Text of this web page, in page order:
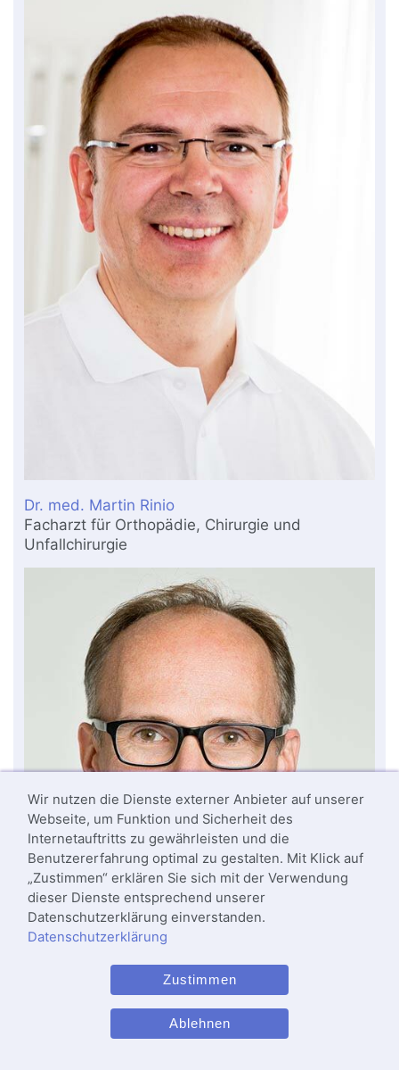
Dr. med. Martin Rinio
Facharzt für Orthopädie, Chirurgie und
Unfallchirurgie
Wir nutzen die Dienste externer Anbieter auf unserer
Webseite, um Funktion und Sicherheit des
Internetauftritts zu gewährleisten und die
Benutzererfahrung optimal zu gestalten. Mit Klick auf
„Zustimmen“ erklären Sie sich mit der Verwendung
dieser Dienste entsprechend unserer
Datenschutzerklärung einverstanden.
Datenschutzerklärung
Zustimmen
Ablehnen